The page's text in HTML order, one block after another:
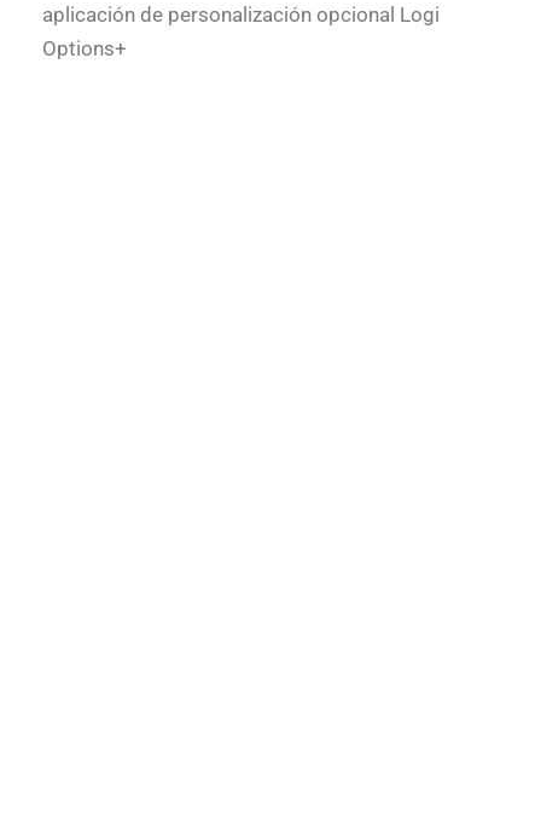
aplicación de personalización opcional Logi
Options+